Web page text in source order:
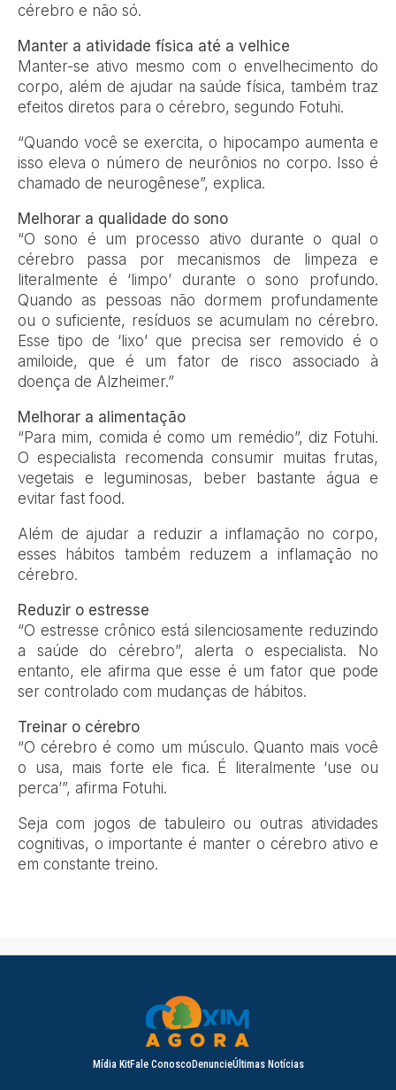
cérebro e não só.
Manter a atividade física até a velhice
Manter-se ativo mesmo com o envelhecimento do
corpo, além de ajudar na saúde física, também traz
efeitos diretos para o cérebro, segundo Fotuhi.
“Quando você se exercita, o hipocampo aumenta e
isso eleva o número de neurônios no corpo. Isso é
chamado de neurogênese”, explica.
Melhorar a qualidade do sono
“O sono é um processo ativo durante o qual o
cérebro passa por mecanismos de limpeza e
literalmente é ‘limpo’ durante o sono profundo.
Quando as pessoas não dormem profundamente
ou o suficiente, resíduos se acumulam no cérebro.
Esse tipo de ‘lixo’ que precisa ser removido é o
amiloide, que é um fator de risco associado à
doença de Alzheimer.”
Melhorar a alimentação
“Para mim, comida é como um remédio”, diz Fotuhi.
O especialista recomenda consumir muitas frutas,
vegetais e leguminosas, beber bastante água e
evitar fast food.
Além de ajudar a reduzir a inflamação no corpo,
esses hábitos também reduzem a inflamação no
cérebro.
Reduzir o estresse
“O estresse crônico está silenciosamente reduzindo
a saúde do cérebro”, alerta o especialista. No
entanto, ele afirma que esse é um fator que pode
ser controlado com mudanças de hábitos.
Treinar o cérebro
“O cérebro é como um músculo. Quanto mais você
o usa, mais forte ele fica. É literalmente ‘use ou
perca’”, afirma Fotuhi.
Seja com jogos de tabuleiro ou outras atividades
cognitivas, o importante é manter o cérebro ativo e
em constante treino.
Mídia KitFale Conosco DenuncieÚltimas Notícias